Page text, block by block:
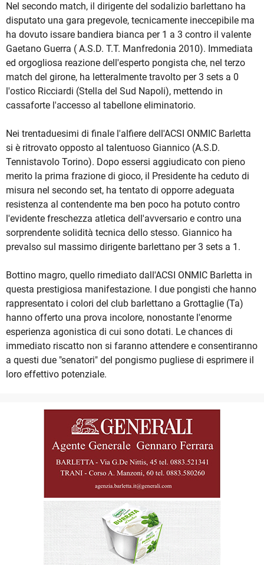
Nel secondo match, il dirigente del sodalizio barlettano ha
disputato una gara pregevole, tecnicamente ineccepibile ma
ha dovuto issare bandiera bianca per 1 a 3 contro il valente
Gaetano Guerra ( A.S.D. T.T. Manfredonia 2010). Immediata
ed orgogliosa reazione dell'esperto pongista che, nel terzo
match del girone, ha letteralmente travolto per 3 sets a 0
l'ostico Ricciardi (Stella del Sud Napoli), mettendo in
cassaforte l'accesso al tabellone eliminatorio.
Nei trentaduesimi di finale l'alfiere dell'ACSI ONMIC Barletta
si è ritrovato opposto al talentuoso Giannico (A.S.D.
Tennistavolo Torino). Dopo essersi aggiudicato con pieno
merito la prima frazione di gioco, il Presidente ha ceduto di
misura nel secondo set, ha tentato di opporre adeguata
resistenza al contendente ma ben poco ha potuto contro
l'evidente freschezza atletica dell'avversario e contro una
sorprendente solidità tecnica dello stesso. Giannico ha
prevalso sul massimo dirigente barlettano per 3 sets a 1.
Bottino magro, quello rimediato dall'ACSI ONMIC Barletta in
questa prestigiosa manifestazione. I due pongisti che hanno
rappresentato i colori del club barlettano a Grottaglie (Ta)
hanno offerto una prova incolore, nonostante l'enorme
esperienza agonistica di cui sono dotati. Le chances di
immediato riscatto non si faranno attendere e consentiranno
a questi due "senatori" del pongismo pugliese di esprimere il
loro effettivo potenziale.